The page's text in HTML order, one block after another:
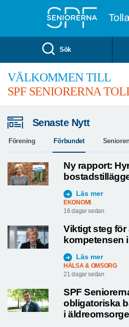
Sök
VÄLKOMMEN TILL
SPF SENIORERNA
Senaste Nytt
Förening Förbundet
Ny rapport:
Läs mer
EKONOMI
16 dagar sedan
Viktigt steg för
kompetensen
Läs mer
HÄLSA & OMSORG
21 dagar sedan
SPF
obligatoriska
i